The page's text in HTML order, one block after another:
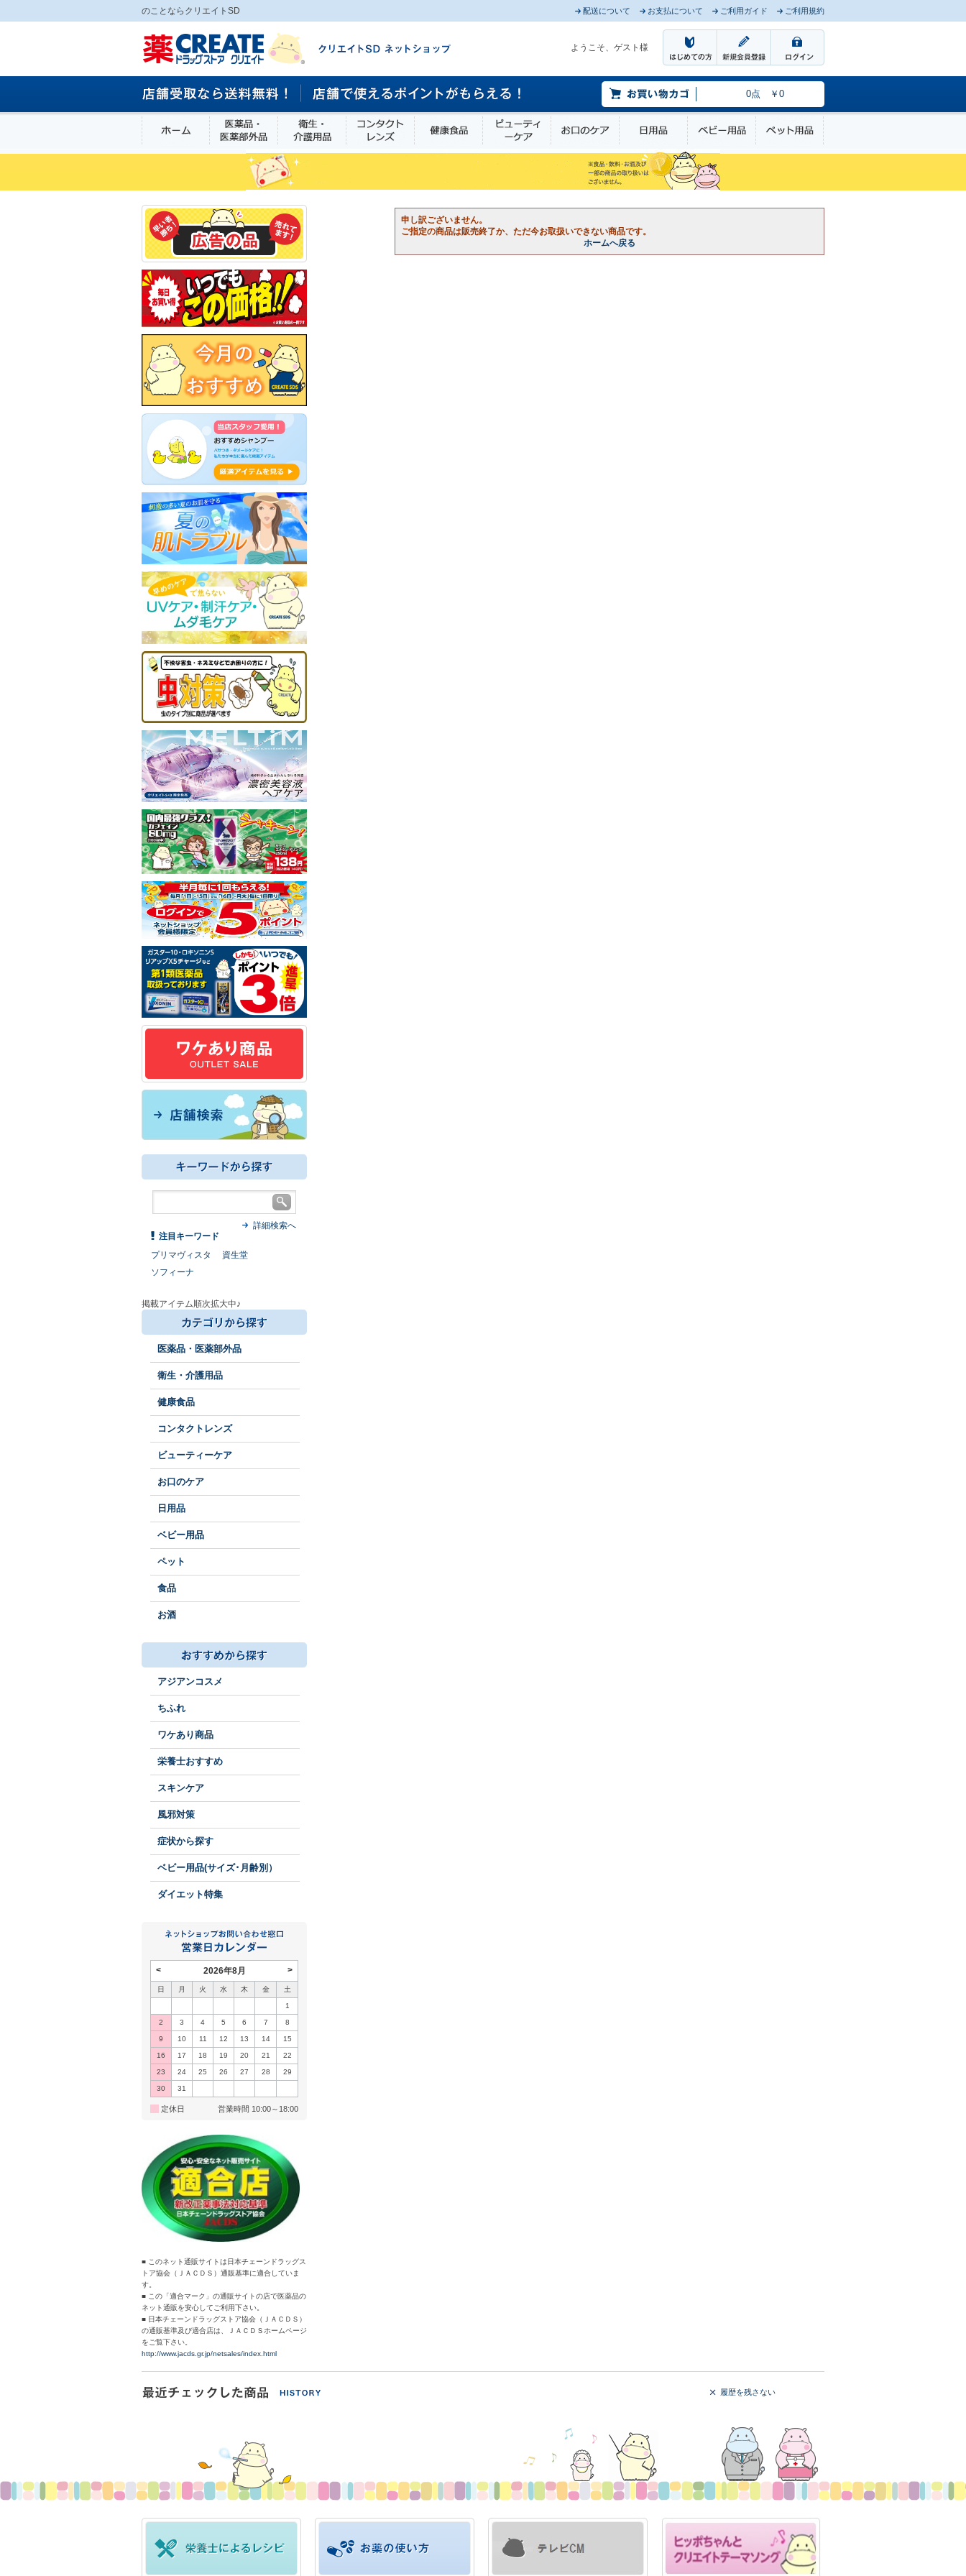
のことならクリエイトSD 配送について お支払について ご利用ガイド ご利用規約
ようこそ、ゲスト様
0点 ￥0
ホーム 医薬品・医薬部外品衛生・介護用品 コンタクトレンズ健康食品 ビューティーケアお口のケア 日用品 ベビー用品 ペット用品
申し訳ございません。
ご指定の商品は販売終了か、ただ今お取扱いできない商品です。
ホームへ戻る
詳細検索へ
注目キーワード
プリマヴィスタ
資生堂
ソフィーナ
掲載アイテム順次拡大中♪
医薬品・医薬部外品
衛生・介護用品
健康食品
コンタクトレンズ
ビューティーケア
お口のケア
日用品
ベビー用品
ペット
食品
お酒
アジアンコスメ
ちふれ
ワケあり商品
栄養士おすすめ
スキンケア
風邪対策
症状から探す
ベビー用品(サイズ･月齢別）
ダイエット特集
< >
2026年8月
日 月 火 水 木 金 土
1
2 3 4 5 6 7 8
9 10 11 12 13 14 15
16 17 18 19 20 21 22
23 24 25 26 27 28 29
30 31
定休日 営業時間 10:00～18:00
■ このネット通販サイトは日本チェーンドラッグス
トア協会（ＪＡＣＤＳ）通販基準に適合していま
す。
■ この「適合マーク」の通販サイトの店で医薬品の
ネット通販を安心してご利用下さい。
■ 日本チェーンドラッグストア協会（ＪＡＣＤＳ）
の通販基準及び適合店は、ＪＡＣＤＳホームページ
をご覧下さい。
http://www.jacds.gr.jp/netsales/index.html
履歴を残さない